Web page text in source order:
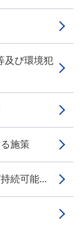
及び環境犯
施策
続可能...